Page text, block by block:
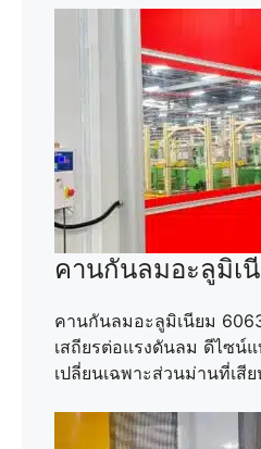
คานกันลมอะลูมิเ
คานกันลมอะลูมิเนียม
เสถียรต่อแรงดันลม ดีไซน์
เปลี่ยนเฉพาะส่วนม่านที่เสี